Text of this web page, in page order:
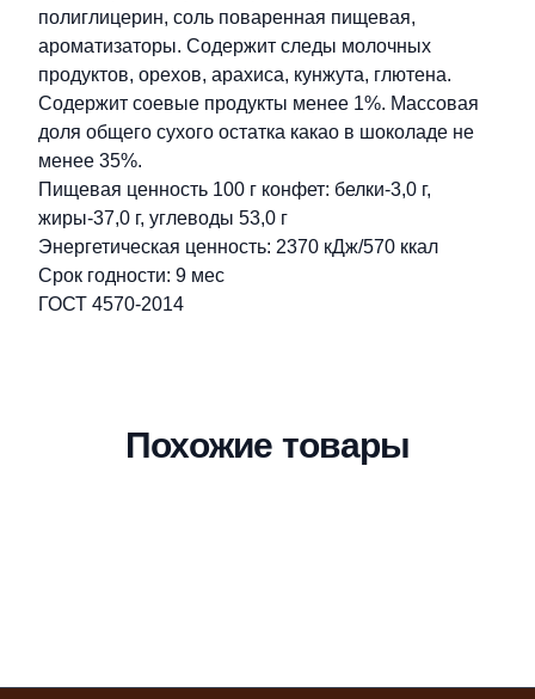
полиглицерин, соль поваренная пищевая,
ароматизаторы. Содержит следы молочных
продуктов, орехов, арахиса, кунжута, глютена.
Содержит соевые продукты менее 1%. Массовая
доля общего сухого остатка какао в шоколаде не
менее 35%.
Пищевая ценность 100 г конфет: белки-3,0 г,
жиры-37,0 г, углеводы 53,0 г
Энергетическая ценность: 2370 кДж/570 ккал
Срок годности: 9 мес
ГОСТ 4570-2014
Похожие товары